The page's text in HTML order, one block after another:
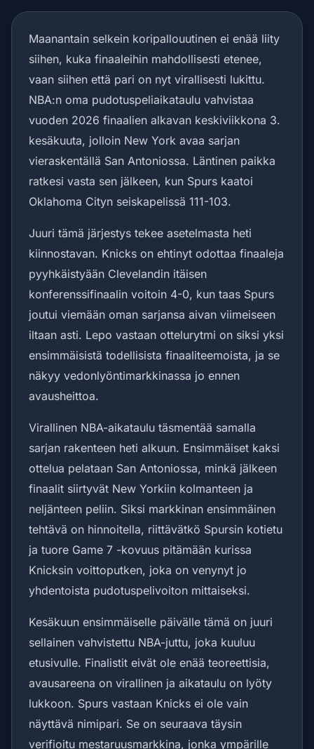
Maanantain selkein koripallouutinen ei enää liity
siihen, kuka finaaleihin mahdollisesti etenee,
vaan siihen että pari on nyt virallisesti lukittu.
NBA:n oma pudotuspeliaikataulu vahvistaa
vuoden 2026 finaalien alkavan keskiviikkona 3.
kesäkuuta, jolloin New York avaa sarjan
vieraskentällä San Antoniossa. Läntinen paikka
ratkesi vasta sen jälkeen, kun Spurs kaatoi
Oklahoma Cityn seiskapelissä 111-103.
Juuri tämä järjestys tekee asetelmasta heti
kiinnostavan. Knicks on ehtinyt odottaa finaaleja
pyyhkäistyään Clevelandin itäisen
konferenssifinaalin voitoin 4-0, kun taas Spurs
joutui viemään oman sarjansa aivan viimeiseen
iltaan asti. Lepo vastaan ottelurytmi on siksi yksi
ensimmäisistä todellisista finaaliteemoista, ja se
näkyy vedonlyöntimarkkinassa jo ennen
avausheittoa.
Virallinen NBA-aikataulu täsmentää samalla
sarjan rakenteen heti alkuun. Ensimmäiset kaksi
ottelua pelataan San Antoniossa, minkä jälkeen
finaalit siirtyvät New Yorkiin kolmanteen ja
neljänteen peliin. Siksi markkinan ensimmäinen
tehtävä on hinnoitella, riittävätkö Spursin kotietu
ja tuore Game 7 -kovuus pitämään kurissa
Knicksin voittoputken, joka on venynyt jo
yhdentoista pudotuspelivoiton mittaiseksi.
Kesäkuun ensimmäiselle päivälle tämä on juuri
sellainen vahvistettu NBA-juttu, joka kuuluu
etusivulle. Finalistit eivät ole enää teoreettisia,
avausareena on virallinen ja aikataulu on lyöty
lukkoon. Spurs vastaan Knicks ei ole vain
näyttävä nimipari. Se on seuraava täysin
verifioitu mestaruusmarkkina, jonka ympärille